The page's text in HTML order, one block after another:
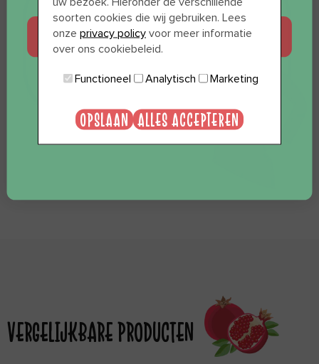
VERGELIJKBARE PRODUCTEN
soorten cookies die wij gebruiken. Lees
onze privacy policy voor meer informatie
over ons cookiebeleid.
Functioneel Analytisch Marketing
OPSLAAN ALLES ACCEPTEREN
JA, GRAAG
NEE, BEDANKT